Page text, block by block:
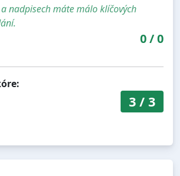
nadpisech máte málo klíčových
0/0
3/ 3